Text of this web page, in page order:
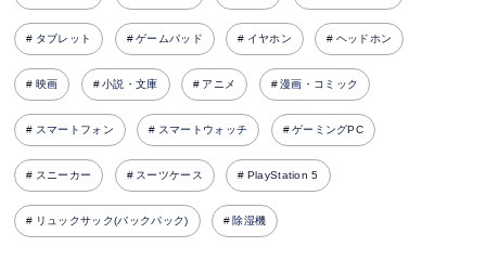
タブレット ゲームパッド イヤホン ヘッドホン
映画 小説・文庫 アニメ 漫画・コミック
スマートフォン スマートウォッチ ゲーミングPC
スニーカー スーツケース PlayStation 5
リュックサック(バックパック) 除湿機